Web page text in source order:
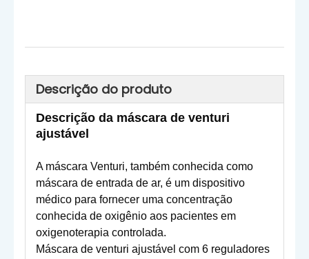
Descrição do produto
Descrição da máscara de venturi
ajustável
A máscara Venturi, também conhecida como
máscara de entrada de ar, é um dispositivo
médico para fornecer uma concentração
conhecida de oxigênio aos pacientes em
oxigenoterapia controlada.
Máscara de venturi ajustável com 6 reguladores